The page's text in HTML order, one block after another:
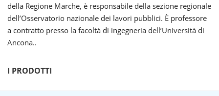
della Regione Marche, è responsabile della sezione regionale
dell’Osservatorio nazionale dei lavori pubblici. È professore
a contratto presso la facoltà di ingegneria dell’Università di
Ancona..
I PRODOTTI